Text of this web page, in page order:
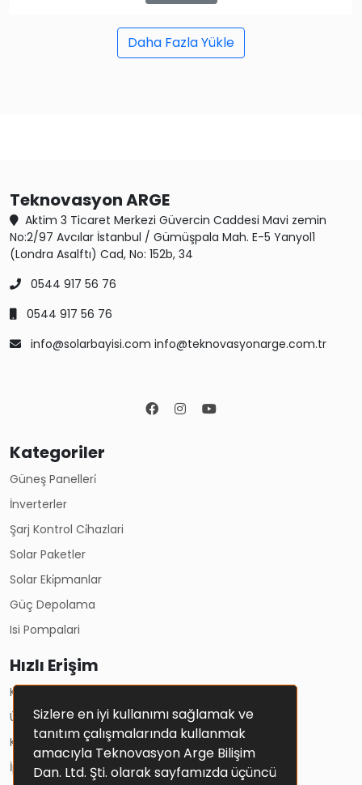
Sizlere en iyi kullanımı sağlamak ve
tanıtım çalışmalarında kullanmak
amacıyla Teknovasyon Arge Bilişim
Dan. Ltd. Şti. olarak sayfamızda üçüncü
Daha Fazla Yükle
Teknovasyon ARGE
Aktim 3 Ticaret Merkezi Güvercin Caddesi Mavi zemin
No:2/97 Avcılar İstanbul / Gümüşpala Mah. E-5 Yanyol1
(Londra Asalftı) Cad, No: 152b, 34
0544 917 56 76
0544 917 56 76
info@solarbayisi.com info@teknovasyonarge.com.tr
Kategoriler
Güneş Panelleri̇
İnverterler
Şarj Kontrol Ci̇hazlari
Solar Paketler
Solar Eki̇pmanlar
Güç Depolama
Isi Pompalari
Hızlı Erişim
Kullanım Koşulları
Üyelik Sözleşmesi
Kişisel Verilerin Korunması Ve Gizlilik Politikası
İptal Ve İade Şartları